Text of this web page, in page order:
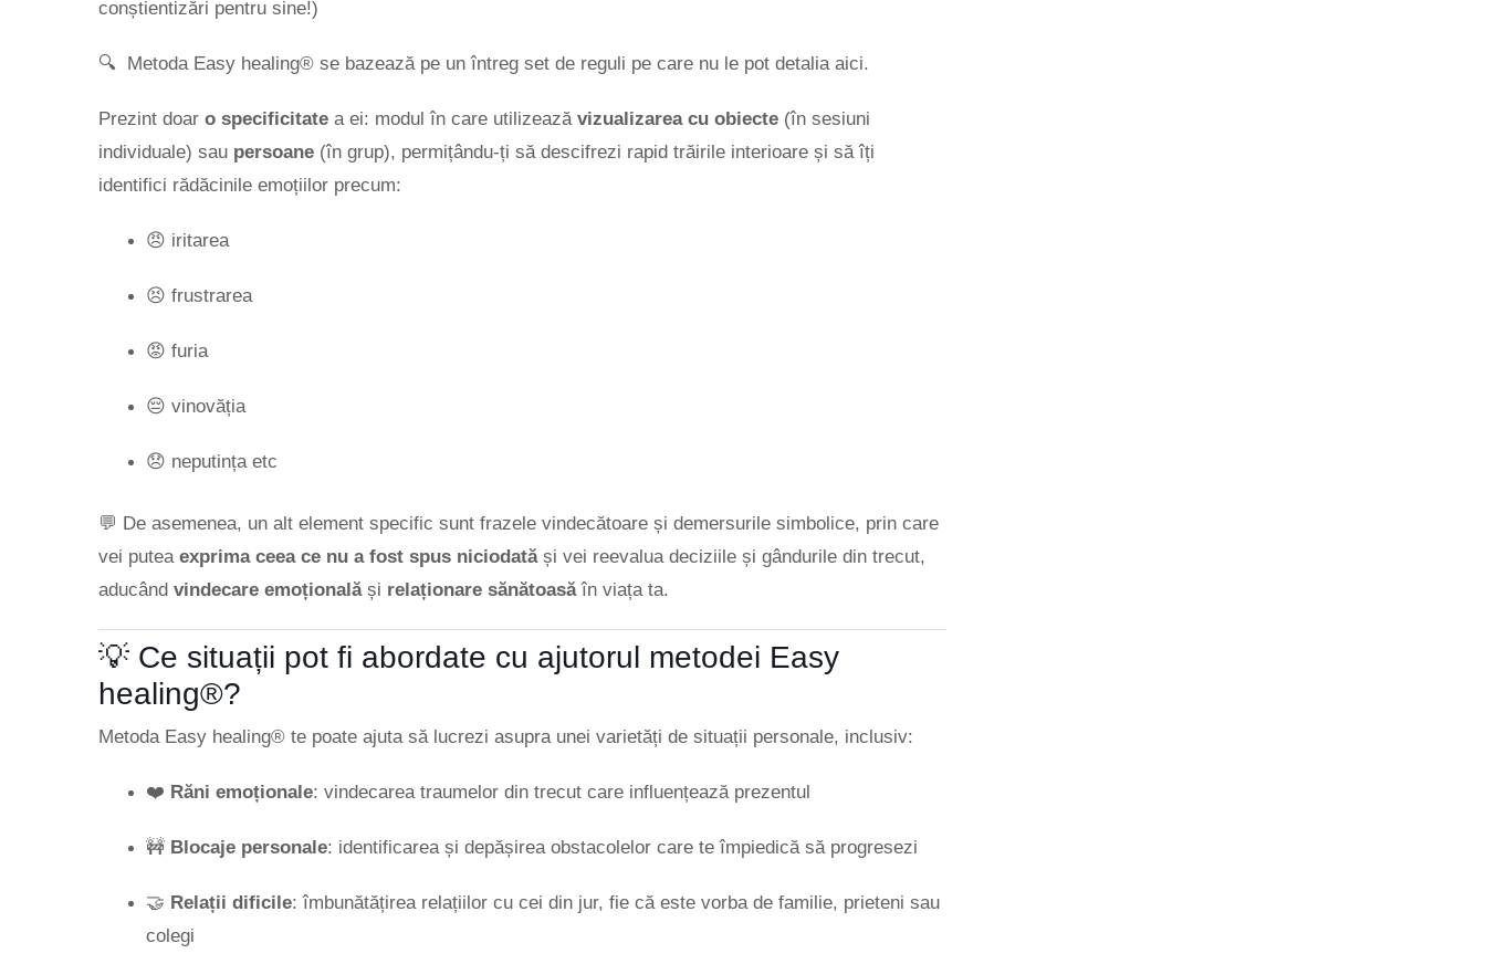
conștientizări pentru sine!)
🔍 Metoda Easy healing® se bazează pe un întreg set de reguli pe care nu le pot detalia aici.
Prezint doar o specificitate a ei: modul în care utilizează vizualizarea cu obiecte (în sesiuni
individuale) sau persoane (în grup), permițându-ți să descifrezi rapid trăirile interioare și să îți
identifici rădăcinile emoțiilor precum:
😠 iritarea
😣 frustrarea
😡 furia
😔 vinovăția
😞 neputința etc
💬 De asemenea, un alt element specific sunt frazele vindecătoare și demersurile simbolice, prin care
vei putea exprima ceea ce nu a fost spus niciodatăși vei reevalua deciziile și gândurile din trecut,
aducând vindecare emoționalăși relaționare sănătoasăîn viața ta.
💡 Ce situații pot fi abordate cu ajutorul metodei Easy
healing®?
Metoda Easy healing® te poate ajuta să lucrezi asupra unei varietăți de situații personale, inclusiv:
❤️ Răni emoționale: vindecarea traumelor din trecut care influențează prezentul
🚧 Blocaje personale: identificarea și depășirea obstacolelor care te împiedică să progresezi
🤝 Relații dificile: îmbunătățirea relațiilor cu cei din jur, fie că este vorba de familie, prieteni sau
colegi